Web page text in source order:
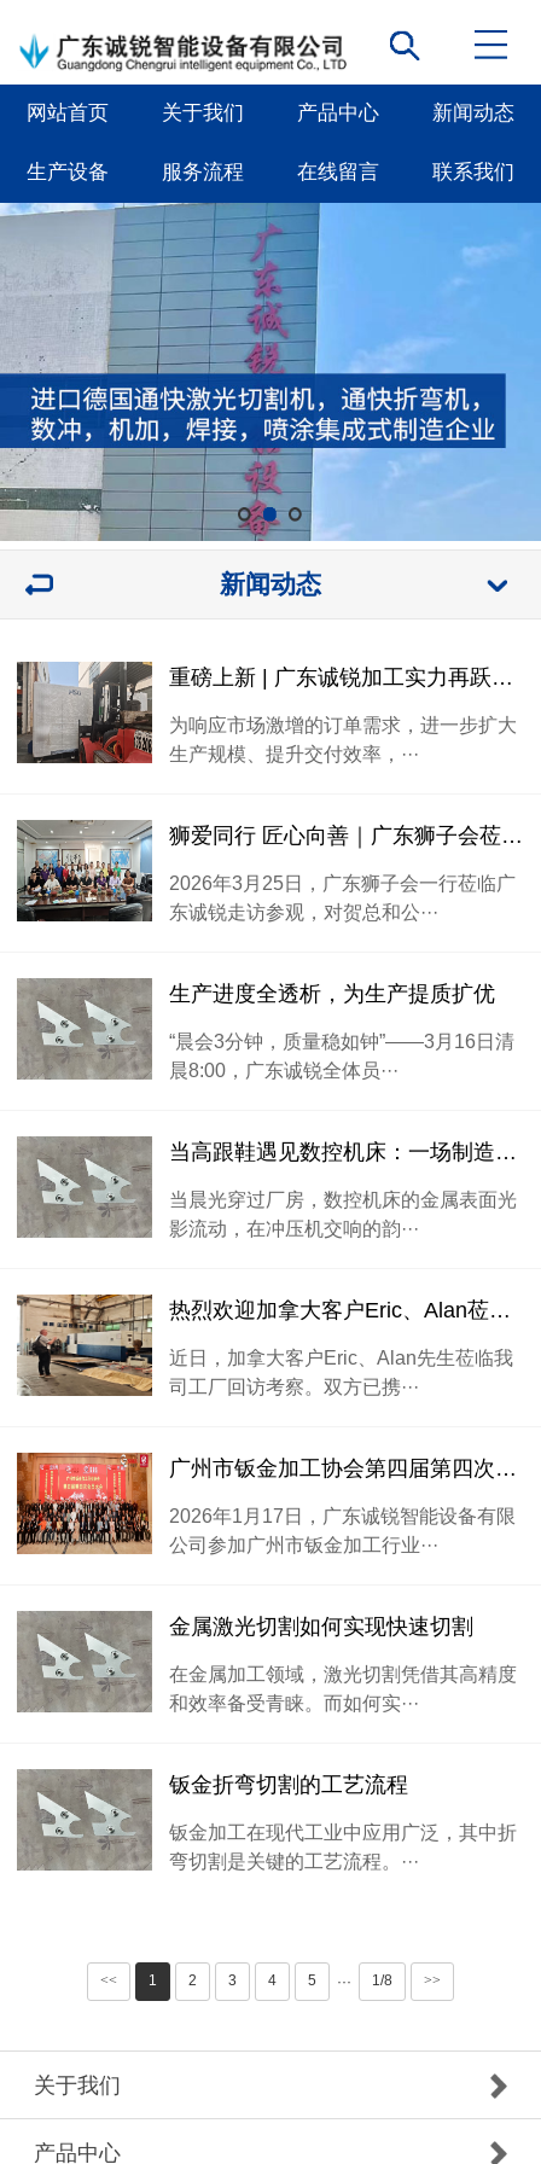
网站首页 关于我们 产品中心 新闻动态
生产设备 服务流程 在线留言 联系我们
新闻动态
重磅上新 | 广东诚锐加工实力再跃升，精准高效赋能钣金加工！
为响应市场激增的订单需求，进一步扩大
生产规模、提升交付效率，···
狮爱同行 匠心向善｜广东狮子会莅临广东诚锐走访交流
2026年3月25日，广东狮子会一行莅临广
东诚锐走访参观，对贺总和公···
生产进度全透析，为生产提质扩优
“晨会3分钟，质量稳如钟”——3月16日清
晨8:00，广东诚锐全体员···
当高跟鞋遇见数控机床：一场制造业的“她时代”对话
当晨光穿过厂房，数控机床的金属表面光
影流动，在冲压机交响的韵···
热烈欢迎加拿大客户Eric、Alan莅临我司工厂回访考察
近日，加拿大客户Eric、Alan先生莅临我
司工厂回访考察。双方已携···
广州市钣金加工协会第四届第四次会员大会
2026年1月17日，广东诚锐智能设备有限
公司参加广州市钣金加工行业···
金属激光切割如何实现快速切割
在金属加工领域，激光切割凭借其高精度
和效率备受青睐。而如何实···
钣金折弯切割的工艺流程
钣金加工在现代工业中应用广泛，其中折
弯切割是关键的工艺流程。···
<< 1 2 3 4 5 ··· 1/8 >>
关于我们
产品中心